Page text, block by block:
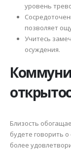
уровень
позволяет
Учитесь
осуждения.
Близость
будете говорить
более